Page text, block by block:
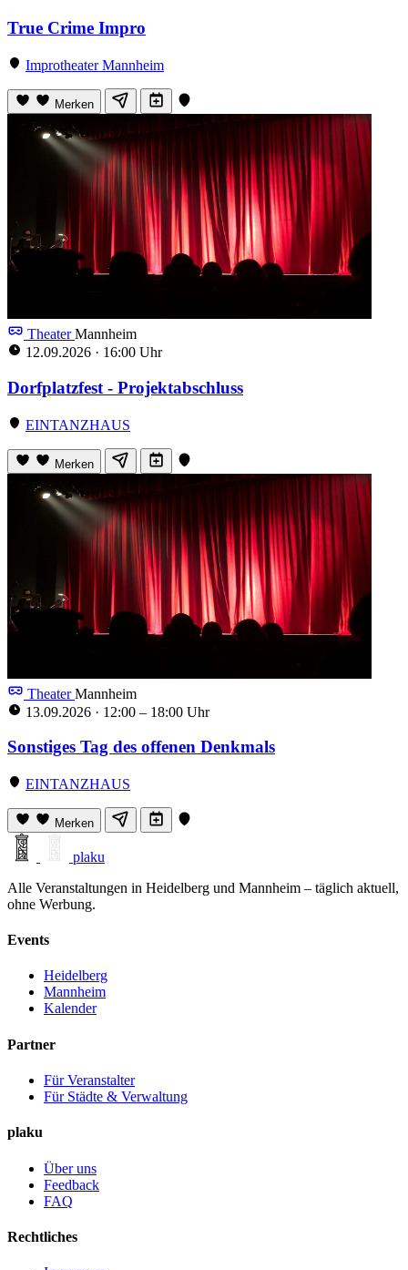
True Crime Impro
Improtheater Mannheim
Merken
TheaterMannheim
12.09.2026 · 16:00 Uhr
Dorfplatzfest - Projektabschluss
EINTANZHAUS
Merken
TheaterMannheim
13.09.2026 · 12:00 – 18:00 Uhr
Sonstiges Tag des offenen Denkmals
EINTANZHAUS
Merken
plaku
Alle Veranstaltungen in Heidelberg und Mannheim – täglich aktuell,
ohne Werbung.
Events
Heidelberg
Mannheim
Kalender
Partner
Für Veranstalter
Für Städte & Verwaltung
plaku
Über uns
Feedback
FAQ
Rechtliches